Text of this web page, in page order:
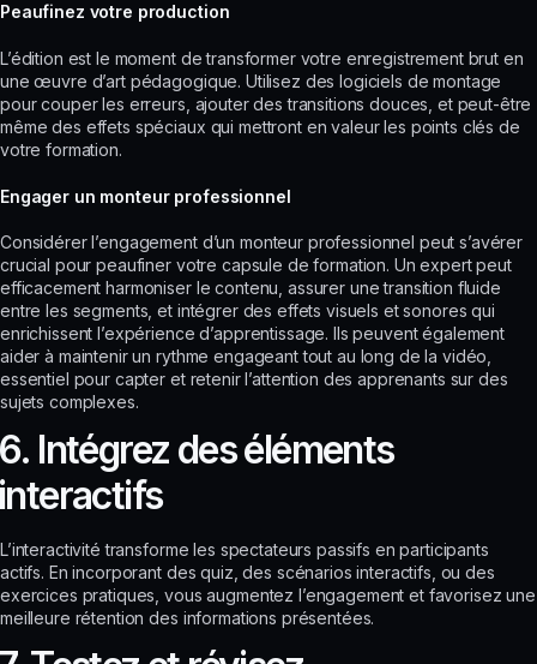
Peaufinez votre production
L’édition est le moment de transformer votre enregistrement brut en
une œuvre d’art pédagogique. Utilisez des logiciels de montage
pour couper les erreurs, ajouter des transitions douces, et peut-être
même des effets spéciaux qui mettront en valeur les points clés de
votre formation.
Engager un monteur professionnel
Considérer l’engagement d’un monteur professionnel peut s’avérer
crucial pour peaufiner votre capsule de formation. Un expert peut
efficacement harmoniser le contenu, assurer une transition fluide
entre les segments, et intégrer des effets visuels et sonores qui
enrichissent l’expérience d’apprentissage. Ils peuvent également
aider à maintenir un rythme engageant tout au long de la vidéo,
essentiel pour capter et retenir l’attention des apprenants sur des
sujets complexes.
Intégrez des éléments
L’interactivité transforme les spectateurs passifs en participants
actifs. En incorporant des quiz, des scénarios interactifs, ou des
exercices pratiques, vous augmentez l’engagement et favorisez une
meilleure rétention des informations présentées.